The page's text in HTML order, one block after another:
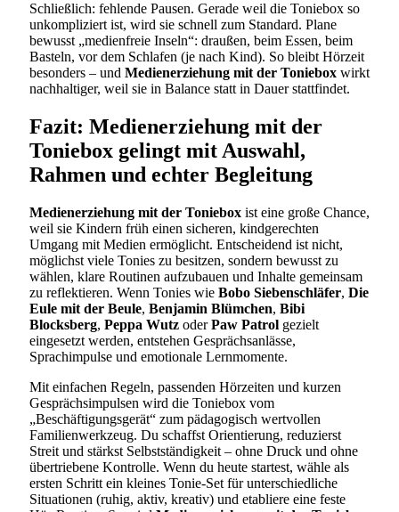
Schließlich: fehlende Pausen. Gerade weil die Toniebox so
unkompliziert ist, wird sie schnell zum Standard. Plane
bewusst „medienfreie Inseln“: draußen, beim Essen, beim
Basteln, vor dem Schlafen (je nach Kind). So bleibt Hörzeit
besonders – und Medienerziehung mit der Toniebox wirkt
nachhaltiger, weil sie in Balance statt in Dauer stattfindet.
Fazit: Medienerziehung mit der
Toniebox gelingt mit Auswahl,
Rahmen und echter Begleitung
Medienerziehung mit der Toniebox ist eine große Chance,
weil sie Kindern früh einen sicheren, kindgerechten
Umgang mit Medien ermöglicht. Entscheidend ist nicht,
möglichst viele Tonies zu besitzen, sondern bewusst zu
wählen, klare Routinen aufzubauen und Inhalte gemeinsam
zu reflektieren. Wenn Tonies wie Bobo Siebenschläfer, Die
Eule mit der Beule, Benjamin Blümchen, Bibi
Blocksberg, Peppa Wutz oderPaw Patrol gezielt
eingesetzt werden, entstehen Gesprächsanlässe,
Sprachimpulse und emotionale Lernmomente.
Mit einfachen Regeln, passenden Hörzeiten und kurzen
Gesprächsimpulsen wird die Toniebox vom
„Beschäftigungsgerät“ zum pädagogisch wertvollen
Familienwerkzeug. Du schaffst Orientierung, reduzierst
Streit und stärkst Selbstständigkeit – ohne Druck und ohne
übertriebene Kontrolle. Wenn du heute startest, wähle als
ersten Schritt ein kleines Tonie-Set für unterschiedliche
Situationen (ruhig, aktiv, kreativ) und etabliere eine feste